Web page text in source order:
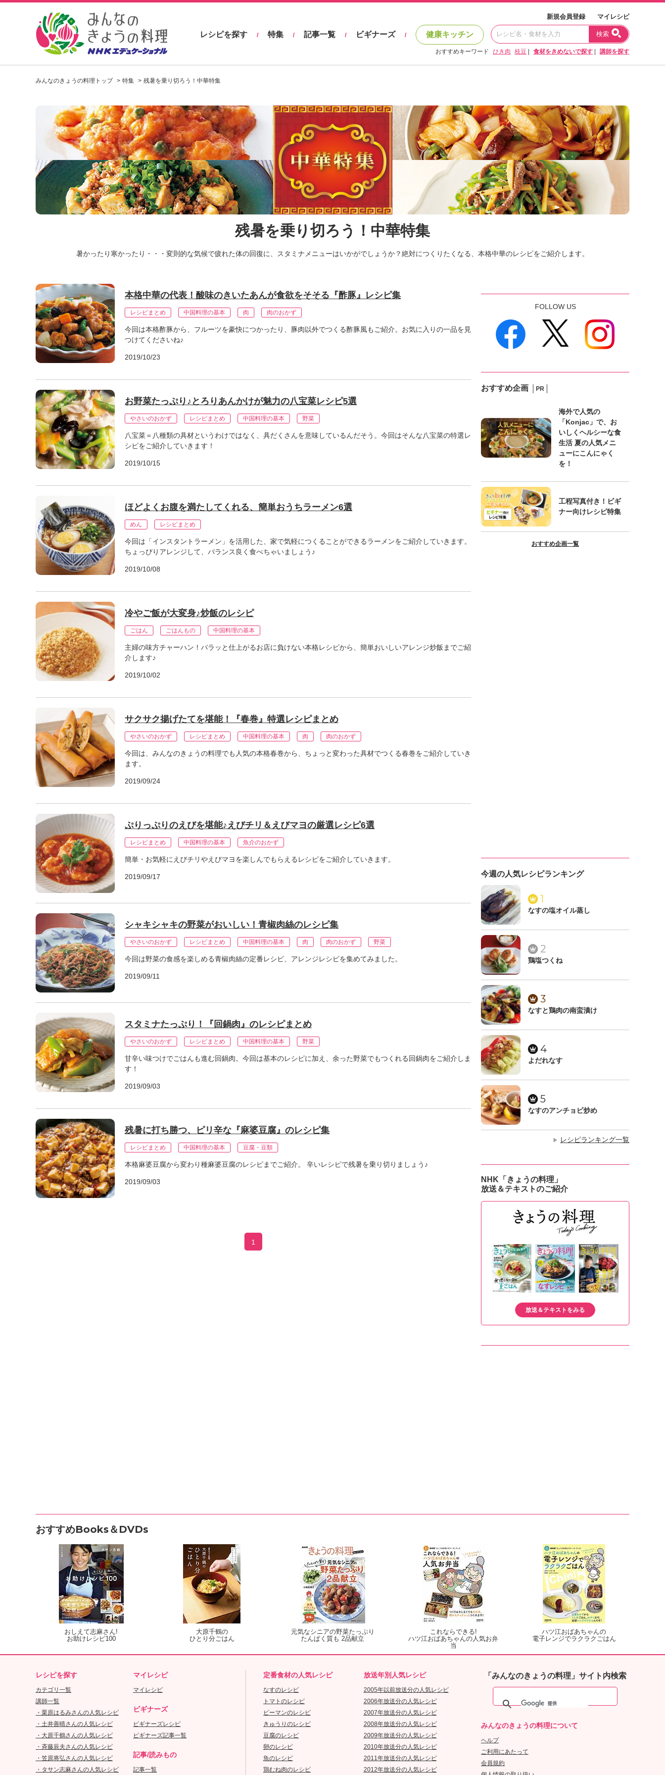
し
シ
ピ
を
見
つ
け
よ
う
。
N
H
ュ
シ
ョ
ナ
「
み
う
の
料
理
」
新規会員登録 マイレシピ
レシピを探す / 特集 / 記事一覧 / ビギナーズ / 健康キッチン 検索
おすすめキーワード ひき肉 枝豆 食材をきめないで探す 講師を探す
みんなのきょうの料理トップ 特集 残暑を乗り切ろう！中華特集
残暑を乗り切ろう！中華特集
暑かったり寒かったり・・・変則的な気候で疲れた体の回復に、スタミナメニューはいかがでしょうか？絶対につくりたくなる、本格中華のレシピをご紹介します。
本格中華の代表！酸味のきいたあんが食欲をそそる『酢豚』レシピ集
レシピまとめ 中国料理の基本 肉 肉のおかず
今回は本格酢豚から、フルーツを豪快につかったり、豚肉以外でつくる酢豚風もご紹介。お気に入りの一品を見
つけてくださいね♪
2019/10/23
お野菜たっぷり♪とろりあんかけが魅力の八宝菜レシピ5選
やさいのおかず レシピまとめ 中国料理の基本 野菜
八宝菜＝八種類の具材というわけではなく、具だくさんを意味しているんだそう。今回はそんな八宝菜の特選レ
シピをご紹介していきます！
2019/10/15
ほどよくお腹を満たしてくれる、簡単おうちラーメン6選
めん レシピまとめ
今回は「インスタントラーメン」を活用した、家で気軽につくることができるラーメンをご紹介していきます。
ちょっぴりアレンジして、バランス良く食べちゃいましょう♪
2019/10/08
冷やご飯が大変身♪炒飯のレシピ
ごはん ごはんもの 中国料理の基本
主婦の味方チャーハン！パラッと仕上がるお店に負けない本格レシピから、簡単おいしいアレンジ炒飯までご紹
介します♪
2019/10/02
サクサク揚げたてを堪能！『春巻』特選レシピまとめ
やさいのおかず レシピまとめ 中国料理の基本 肉 肉のおかず
今回は、みんなのきょうの料理でも人気の本格春巻から、ちょっと変わった具材でつくる春巻をご紹介していき
ます。
2019/09/24
ぷりっぷりのえびを堪能♪えびチリ＆えびマヨの厳選レシピ6選
レシピまとめ 中国料理の基本 魚介のおかず
簡単・お気軽にえびチリやえびマヨを楽しんでもらえるレシピをご紹介していきます。
2019/09/17
シャキシャキの野菜がおいしい！青椒肉絲のレシピ集
やさいのおかず レシピまとめ 中国料理の基本 肉 肉のおかず 野菜
今回は野菜の食感を楽しめる青椒肉絲の定番レシピ、アレンジレシピを集めてみました。
2019/09/11
スタミナたっぷり！『回鍋肉』のレシピまとめ
やさいのおかず レシピまとめ 中国料理の基本 野菜
甘辛い味つけでごはんも進む回鍋肉。今回は基本のレシピに加え、余った野菜でもつくれる回鍋肉をご紹介しま
す！
2019/09/03
残暑に打ち勝つ、ピリ辛な『麻婆豆腐』のレシピ集
レシピまとめ 中国料理の基本 豆腐・豆類
本格麻婆豆腐から変わり種麻婆豆腐のレシピまでご紹介。 辛いレシピで残暑を乗り切りましょう♪
2019/09/03
1
FOLLOW US
おすすめ企画 PR
海外で人気の
「Konjac」で、お
いしくヘルシーな食
生活 夏の人気メニ
ューにこんにゃく
を！
工程写真付き！ビギ
ナー向けレシピ特集
おすすめ企画一覧
今週の人気レシピランキング
1
なすの塩オイル蒸し
2
鶏塩つくね
3
なすと鶏肉の南蛮漬け
4
よだれなす
5
なすのアンチョビ炒め
▶ レシピランキング一覧
NHK「きょうの料理」
放送＆テキストのご紹介
放送＆テキストをみる
おすすめBooks＆DVDs
おしえて志麻さん!
お助けレシピ100
大原千鶴の
ひとり分ごはん
元気なシニアの野菜たっぷり
たんぱく質も 2品献立
これならできる!
ハツ江おばあちゃんの人気お弁
当
ハツ江おばあちゃんの
電子レンジでラクラクごはん
レシピを探す
カテゴリ一覧
講師一覧
・栗原はるみさんの人気レシピ
・土井善晴さんの人気レシピ
・大原千鶴さんの人気レシピ
・斉藤辰夫さんの人気レシピ
・笠原将弘さんの人気レシピ
・タサン志麻さんの人気レシピ
マイレシピ
マイレシピ
ビギナーズ
ビギナーズレシピ
ビギナーズ記事一覧
記事/読みもの
記事一覧
定番食材の人気レシピ
なすのレシピ
トマトのレシピ
ピーマンのレシピ
きゅうりのレシピ
豆腐のレシピ
卵のレシピ
魚のレシピ
鶏むね肉のレシピ
放送年別人気レシピ
2005年以前放送分の人気レシピ
2006年放送分の人気レシピ
2007年放送分の人気レシピ
2008年放送分の人気レシピ
2009年放送分の人気レシピ
2010年放送分の人気レシピ
2011年放送分の人気レシピ
2012年放送分の人気レシピ
「みんなのきょうの料理」サイト内検索
みんなのきょうの料理について
ヘルプ
ご利用にあたって
会員規約